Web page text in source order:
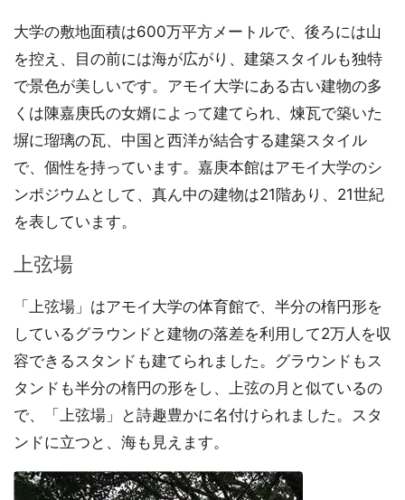
大学の敷地面積は600万平方メートルで、後ろには山
を控え、目の前には海が広がり、建築スタイルも独特
で景色が美しいです。アモイ大学にある古い建物の多
くは陳嘉庚氏の女婿によって建てられ、煉瓦で築いた
塀に瑠璃の瓦、中国と西洋が結合する建築スタイル
で、個性を持っています。嘉庚本館はアモイ大学のシ
ンポジウムとして、真ん中の建物は21階あり、21世紀
を表しています。
上弦場
「上弦場」はアモイ大学の体育館で、半分の楕円形を
しているグラウンドと建物の落差を利用して2万人を収
容できるスタンドも建てられました。グラウンドもス
タンドも半分の楕円の形をし、上弦の月と似ているの
で、「上弦場」と詩趣豊かに名付けられました。スタ
ンドに立つと、海も見えます。